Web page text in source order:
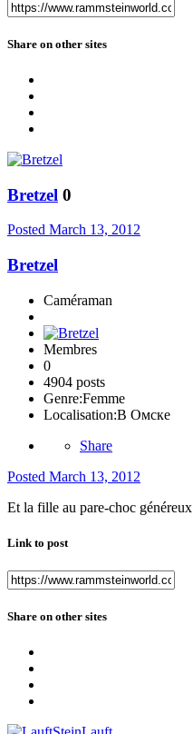
Share on other sites
Bretzel 0
Posted March 13, 2012
Bretzel
Caméraman
Membres
0
4904 posts
Genre:Femme
Localisation:В Омске
Share
Posted March 13, 2012
Et la fille au pare-choc généreux
Link to post
Share on other sites